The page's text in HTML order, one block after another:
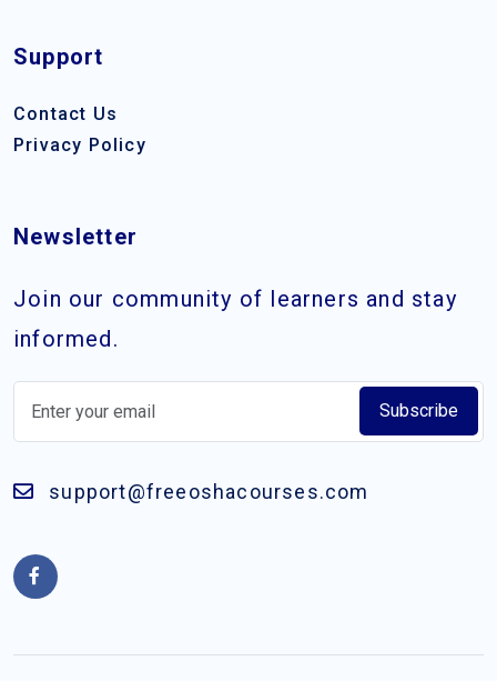
Support
Contact Us
Privacy Policy
Newsletter
Join our community of learners and stay
informed.
Subscribe
support@freeoshacourses.com